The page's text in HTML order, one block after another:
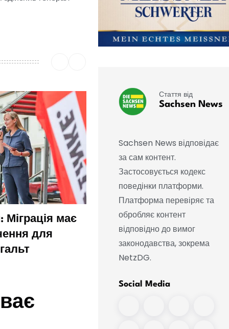
має
для
Що ми знаємо про
інцидент в аеропорту
Лейпцига
Стаття від
Sachsen News
Sachsen News відповідає
за сам контент.
Застосовується кодекс
поведінки платформи.
Платформа перевіряє та
обробляє контент
відповідно до вимог
законодавства, зокрема
NetzDG.
Social Media